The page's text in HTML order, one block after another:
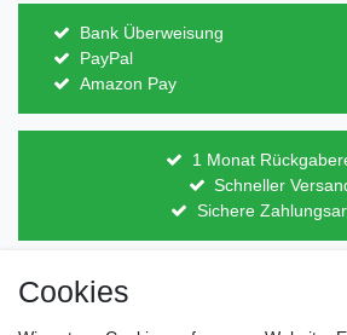
Bank Überweisung
PayPal
Amazon Pay
1 Monat
Schneller
Sichere
Direkt vom Hersteller
Cookies